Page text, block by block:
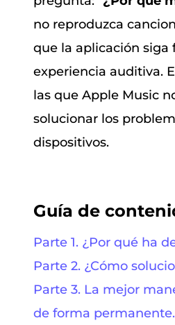
no reproduzca
que la aplicación siga
experiencia auditiva.
las que Apple Music
solucionar los
dispositivos.
Guía de
Parte 1. ¿Por qué ha
Parte 2. ¿Cómo
Parte 3. La mejor
de forma permanente.